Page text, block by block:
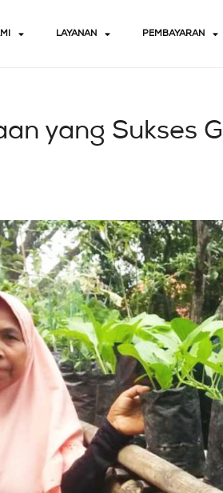
LAYANAN PEMBAYARAN
yang Sukses